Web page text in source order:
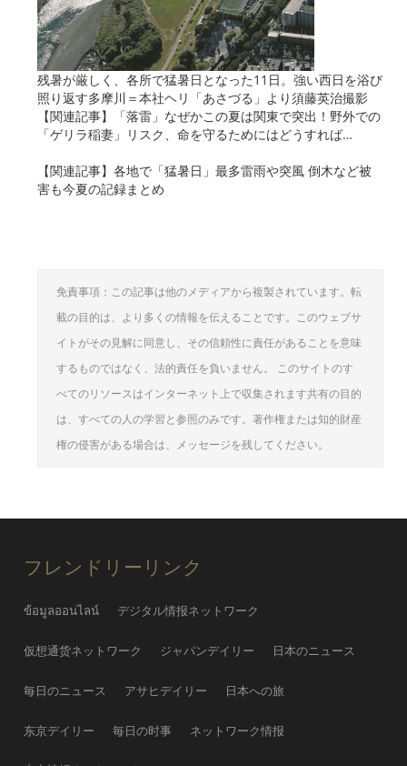
残暑が厳しく、各所で猛暑日となった11日。強い西日を浴び
照り返す多摩川＝本社ヘリ「あさづる」より須藤英治撮影
【関連記事】「落雷」なぜかこの夏は関東で突出！野外での
「ゲリラ稲妻」リスク、命を守るためにはどうすれば…
【関連記事】各地で「猛暑日」最多雷雨や突風 倒木など被
害も今夏の記録まとめ
免責事項：この記事は他のメディアから複製されています。転
載の目的は、より多くの情報を伝えることです。このウェブサ
イトがその見解に同意し、その信頼性に責任があることを意味
するものではなく、法的責任を負いません。 このサイトのす
べてのリソースはインターネット上で収集されます共有の目的
は、すべての人の学習と参照のみです。著作権または知的財産
権の侵害がある場合は、メッセージを残してください。
フレンドリーリンク
ข้อมูลออนไลน์ デジタル情报ネットワーク
仮想通货ネットワーク ジャパンデイリー 日本のニュース
毎日のニュース アサヒデイリー 日本への旅
东京デイリー 毎日の时事 ネットワーク情报